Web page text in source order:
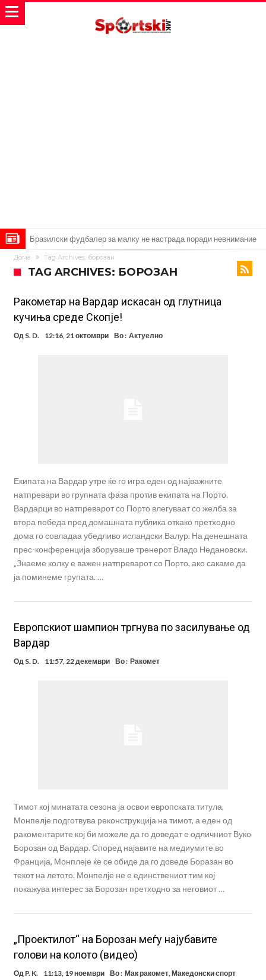
Звезда на Реал зборува за тоа како е да се работи со Мурињо:
Одењето на Араухо го натера Флик на итен потег, дури и управата
на клубот е изненадена
Барселона и Сити без договор за трансфер на Родри
Никој не разбира зошто: Мурињо брутално го понижи
Ференцварош по натпреварот
Арсенал и Манчестер Јунајтед сакаат напаѓач од Интер: Цената е
Дома Tag Archives: борозан
TAG ARCHIVES: БОРОЗАН
Ракометар на Вардар искасан од глутница
кучиња среде Скопје!
Од S. D. 12:16, 21 октомври Во : Актуелно
Екипата на Вардар утре ќе го игра еден од најважните
натпревари во групната фаза против екипата на Порто.
Вардарци во натпреварот со Порто влегуваат со желба за
втора победа пред домашната публика откако претходно
дома го совладаа убедливо исландски Валур. На денешната
прес-конференција зборуваше тренерот Владо Недановски.
„Знаеме колку е важен натпреварот со Порто, ако сакаме да
ја поминеме групата. …
Европскиот шампион тргнува по засилување од
Вардар
Од S. D. 11:57, 22 декември Во : Ракомет
Тимот кој минатата сезона ја освои европската титула,
Монпелје подготвува реконструкција на тимот, а еден од
ракоментарите кој би можеле да го доведат е одличниот Вуко
Борозан од Вардар. Според најавите на медиумите во
Франција, Монплеје ќе се обиде да го доведе Боразан во
текот на летото. Монпелје не е единствениот тим кој
покажува интерес за Борозан претходно за неговиот …
„Проектилот“ на Борозан меѓу најубавите
голови на колото (видео)
Од P. K. 11:13, 19 ноември Во : Мак ракомет,Македонски спорт